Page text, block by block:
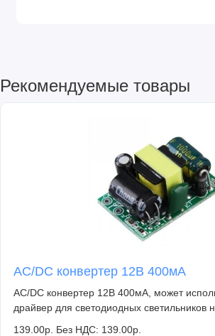
Рекомендуемые товары
AC/DC конвертер 12В 400мА
AC/DC конвертер 12В 400мА, может
драйвер для светодиодных светильников
139.00р. Без НДС: 139.00р.